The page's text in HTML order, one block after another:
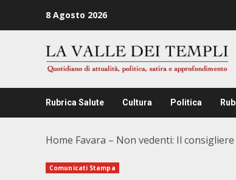
8 Agosto 2026
Rubrica Salute Cultura Politica
Home Favara – Non vedenti: Il
Comunicati Stampa